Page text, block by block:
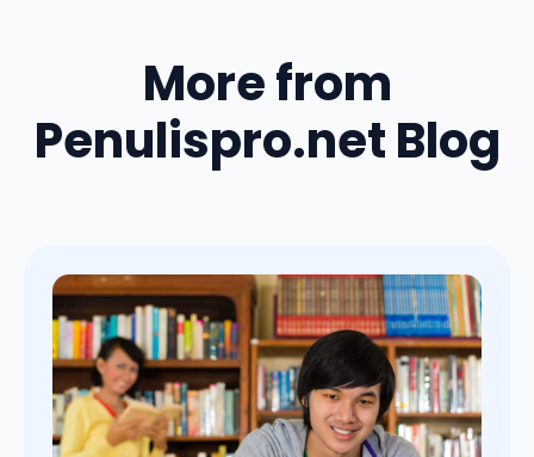
More from
Penulispro.net Blog